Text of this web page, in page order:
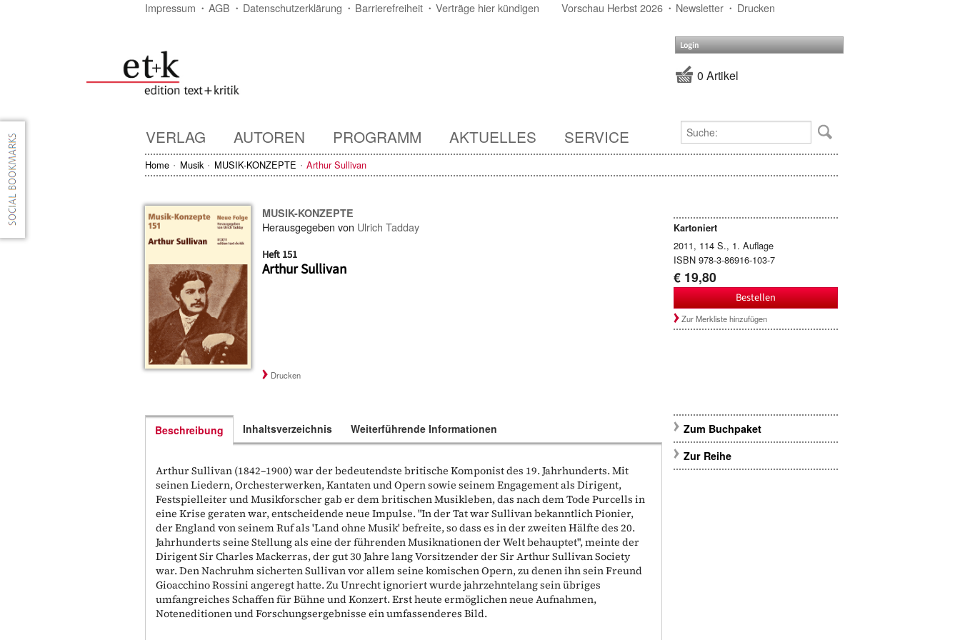
Impressum AGB Datenschutzerklärung Barrierefreiheit Verträge hier kündigen Vorschau Herbst 2026 Newsletter Drucken
Login
0 Artikel
VERLAG AUTOREN PROGRAMM AKTUELLES SERVICE
Home Musik MUSIK-KONZEPTE Arthur Sullivan
MUSIK-KONZEPTE
Herausgegeben von Ulrich Tadday
Heft 151
Arthur Sullivan
Kartoniert
2011, 114 S., 1. Auflage
ISBN 978-3-86916-103-7
€ 19,80
Bestellen
Zur Merkliste hinzufügen
Drucken
Beschreibung
Arthur Sullivan (1842–1900) war der bedeutendste britische Komponist des 19. Jahrhunderts. Mit
seinen Liedern, Orchesterwerken, Kantaten und Opern sowie seinem Engagement als Dirigent,
Festspielleiter und Musikforscher gab er dem britischen Musikleben, das nach dem Tode Purcells in
eine Krise geraten war, entscheidende neue Impulse. "In der Tat war Sullivan bekanntlich Pionier,
der England von seinem Ruf als 'Land ohne Musik' befreite, so dass es in der zweiten Hälfte des 20.
Jahrhunderts seine Stellung als eine der führenden Musiknationen der Welt behauptet", meinte der
Dirigent Sir Charles Mackerras, der gut 30 Jahre lang Vorsitzender der Sir Arthur Sullivan Society
war. Den Nachruhm sicherten Sullivan vor allem seine komischen Opern, zu denen ihn sein Freund
Gioacchino Rossini angeregt hatte. Zu Unrecht ignoriert wurde jahrzehntelang sein übriges
umfangreiches Schaffen für Bühne und Konzert. Erst heute ermöglichen neue Aufnahmen,
Noteneditionen und Forschungsergebnisse ein umfassenderes Bild.
Inhaltsverzeichnis Weiterführende Informationen
Zum Buchpaket
Zur Reihe